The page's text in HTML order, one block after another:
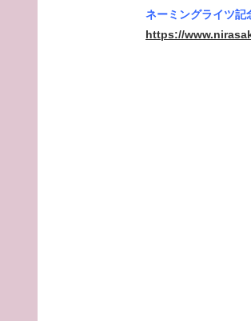
ネーミングライツ記
https://